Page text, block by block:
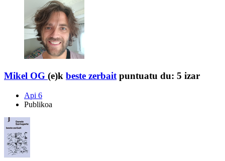
Mikel OG (e)k beste zerbait puntuatu du: 5 izar
Api 6
Publikoa